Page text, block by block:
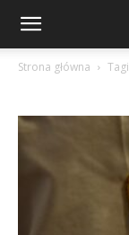
Strona główna Tagi